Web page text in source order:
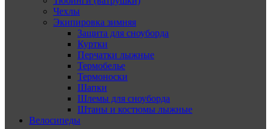
Чехлы
Экипировка зимняя
Защита для сноуборда
Куртки
Перчатки лыжные
Термобелье
Термоноски
Шапки
Шлемы для сноуборда
Штаны и костюмы лыжные
Велосипеды